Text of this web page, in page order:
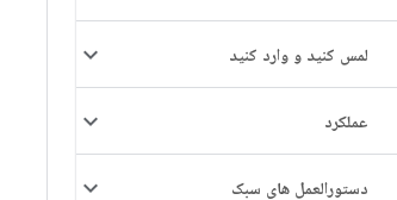
لمس کنید و وارد کنید
عملکرد
دستورالعمل های سبک